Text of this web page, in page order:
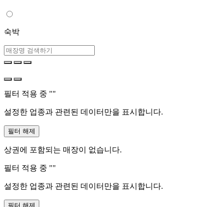
숙박
필터 적용 중 ""
설정한 업종과 관련된 데이터만을 표시합니다.
필터 해제
상권에 포함되는 매장이 없습니다.
필터 적용 중 ""
설정한 업종과 관련된 데이터만을 표시합니다.
필터 해제